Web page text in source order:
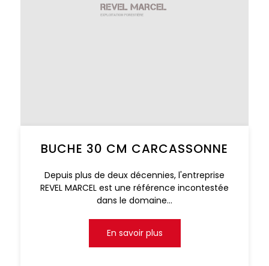
BUCHE 30 CM CARCASSONNE
Depuis plus de deux décennies, l'entreprise
REVEL MARCEL est une référence incontestée
dans le domaine...
En savoir plus